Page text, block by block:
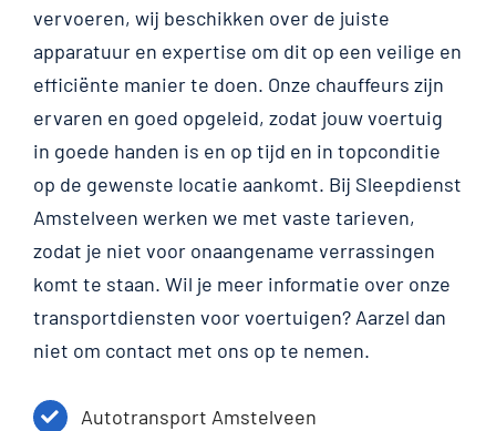
vervoeren, wij beschikken over de juiste
apparatuur en expertise om dit op een veilige en
efficiënte manier te doen. Onze chauffeurs zijn
ervaren en goed opgeleid, zodat jouw voertuig
in goede handen is en op tijd en in topconditie
op de gewenste locatie aankomt. Bij Sleepdienst
Amstelveen werken we met vaste tarieven,
zodat je niet voor onaangename verrassingen
komt te staan. Wil je meer informatie over onze
transportdiensten voor voertuigen? Aarzel dan
niet om contact met ons op te nemen.
Autotransport Amstelveen